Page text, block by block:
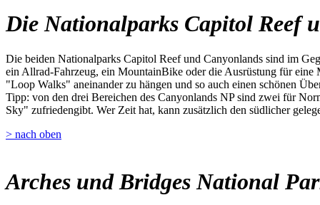
Die Nationalparks Capitol Reef
Die beiden Nationalparks Capitol Reef und Canyonlands sind im
ein Allrad-Fahrzeug, ein MountainBike oder die Ausrüstung für eine
"Loop Walks" aneinander zu hängen und so auch einen schönen
Tipp: von den drei Bereichen des Canyonlands NP sind zwei für
Sky" zufriedengibt. Wer Zeit hat, kann zusätzlich den südlicher
> nach oben
Arches und Bridges National